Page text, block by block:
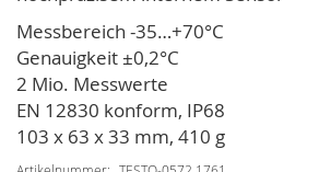
Messbereich -35…+70°C
Genauigkeit ±0,2°C
2 Mio. Messwerte
EN 12830 konform, IP68
103 x 63 x 33 mm, 410 g